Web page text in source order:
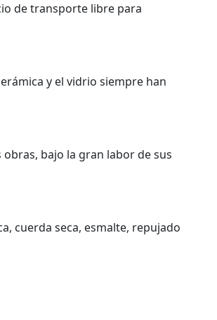
de transporte libre para
y el vidrio siempre han
bajo la gran labor de sus
cuerda seca, esmalte, repujado